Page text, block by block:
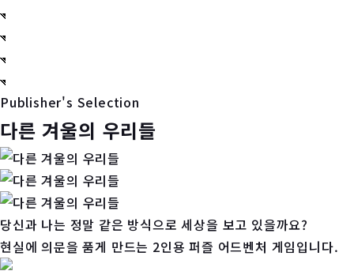
Publisher's Selection
다른 겨울의 우리들
당신과 나는 정말 같은 방식으로 세상을 보고 있을까요?
현실에 의문을 품게 만드는 2인용 퍼즐 어드벤처 게임입니다.